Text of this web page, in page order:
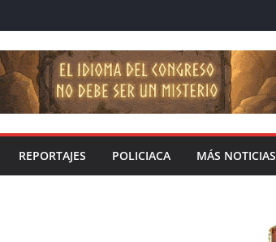
REPORTAJES POLICIACA MÁS NOTICIAS